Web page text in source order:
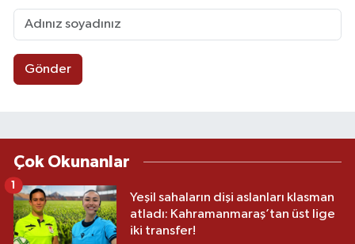
Gönder
Çok Okunanlar
Yeşil sahaların dişi aslanları klasman
atladı: Kahramanmaraş’tan üst lige
iki transfer!
1